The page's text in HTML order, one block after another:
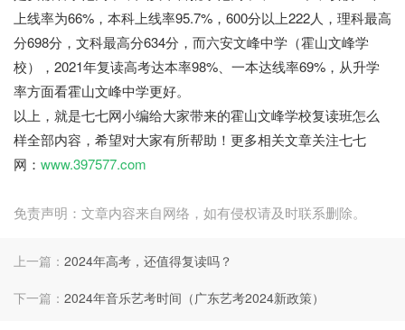
上线率为66%，本科上线率95.7%，600分以上222人，理科最高
分698分，文科最高分634分，而六安文峰中学（霍山文峰学
校），2021年复读高考达本率98%、一本达线率69%，从升学
率方面看霍山文峰中学更好。
以上，就是七七网小编给大家带来的霍山文峰学校复读班怎么
样全部内容，希望对大家有所帮助！更多相关文章关注七七
网： www.397577.com
免责声明：文章内容来自网络，如有侵权请及时联系删除。
上一篇： 2024年高考，还值得复读吗？
下一篇： 2024年音乐艺考时间（广东艺考2024新政策）